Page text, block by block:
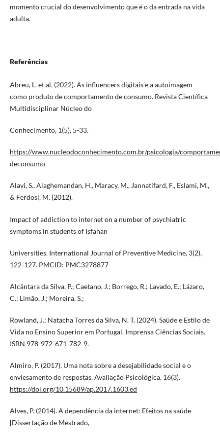
momento crucial do desenvolvimento que é o da entrada na vida
adulta.
Referências
Abreu, L. et al. (2022). As influencers digitais e a autoimagem
como produto de comportamento de consumo. Revista Científica
Multidisciplinar Núcleo do
Conhecimento, 1(5), 5-33.
https://www.nucleodoconhecimento.com.br/psicologia/
deconsumo
Alavi, S., Alaghemandan, H., Maracy, M., Jannatifard, F., Eslami, M.,
& Ferdosi, M. (2012).
Impact of addiction to internet on a number of psychiatric
symptoms in students of Isfahan
Universities. International Journal of Preventive Medicine, 3(2),
122-127. PMCID: PMC3278877
Alcântara da Silva, P.; Caetano, J.; Borrego, R.; Lavado, E.; Lázaro,
C.; Limão, J.; Moreira, S.;
Rowland, J.; Natacha Torres da Silva, N. T. (2024). Saúde e Estilo de
Vida no Ensino Superior em Portugal. Imprensa Ciências Sociais.
ISBN 978-972-671-782-9.
Almiro, P. (2017). Uma nota sobre a desejabilidade social e o
enviesamento de respostas. Avaliação Psicológica, 16(3).
https://doi.org/10.15689/ap.2017.1603.ed
Alves, P. (2014). A dependência da internet: Efeitos na saúde
[Dissertação de Mestrado,